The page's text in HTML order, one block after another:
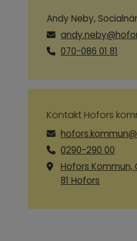
Andy Neby,
070-086 01 81
Kontakt Hofors
0290-290 00
Hofors Kommun,
81 Hofors